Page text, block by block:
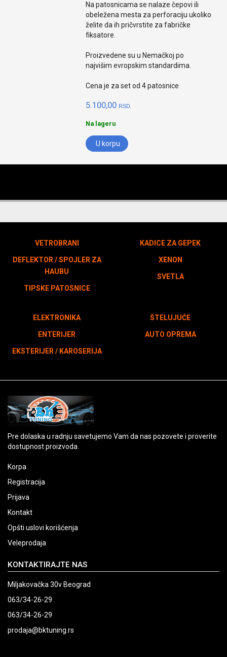
Na patosnicama se nalaze čepovi ili
obeležena mesta za perforaciju ukoliko
želite da ih pričvrstite za fabričke
fiksatore.
Proizvedene su u Nemačkoj po
najvišim evropskim standardima.
Cena je za set od 4 patosnice
5.100,00 RSD.
Na lageru
U korpu
VETROBRANI
DEFLEKTOR / SPOJLER ZA
HAUBU
TIPSKE PATOSNICE
KADICE ZA GEPEK
XENON
SVETLA
ELEKTRONIKA
ENTERIJER
EKSTERIJER / KAROSERIJA
ŠTELUJUĆE
AUTO OPREMA
Pre dolaska u radnju savetujemo Vam da nas pozovete i proverite
dostupnost proizvoda.
Korpa
Registracija
Prijava
Kontakt
Opšti uslovi korišćenja
Veleprodaja
KONTAKTIRAJTE NAS
Miljakovačka 30v Beograd
063/34-26-29
063/34-26-29
prodaja@bktuning.rs